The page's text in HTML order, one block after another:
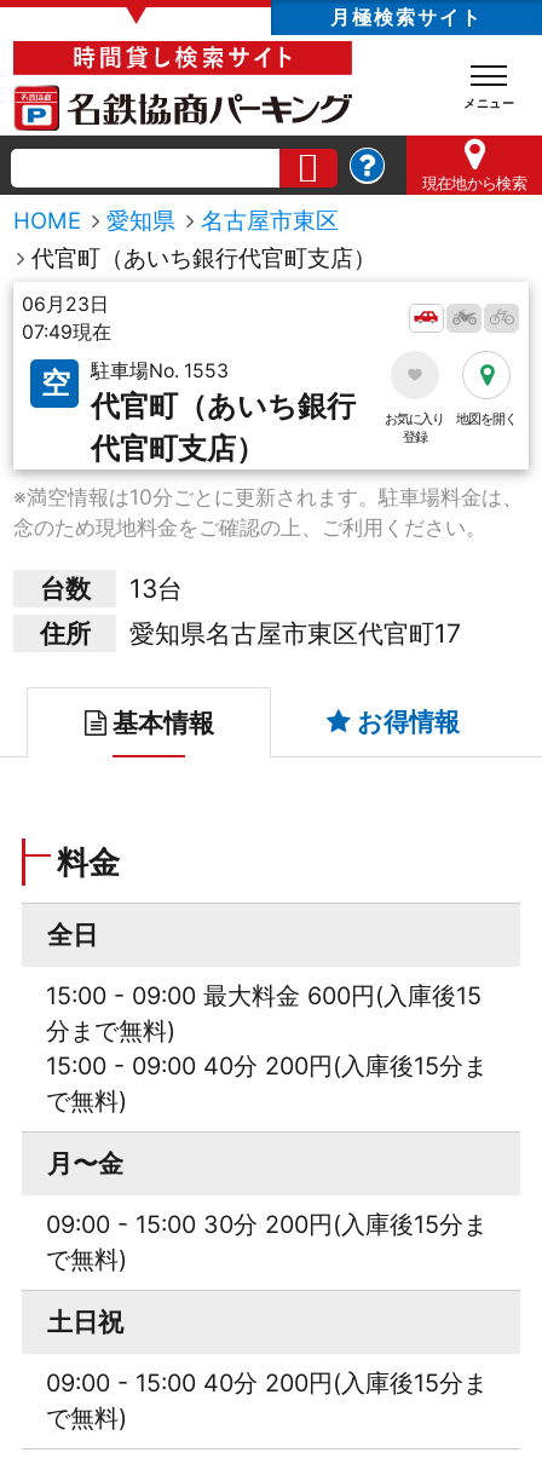
▼ 月極検索サイト
現在地から検索
HOME 愛知県
名古屋市東区
代官町（あいち銀行代官町支店）
06月23日
07:49現在
空 駐車場No. 1553
代官町（あいち銀行
代官町支店）
お気に入り
登録
地図を開く
※満空情報は10分ごとに更新されます。駐車場料金は、
念のため現地料金をご確認の上、ご利用ください。
台数
13台
住所
愛知県名古屋市東区代官町17
基本情報 お得情報
料金
全日
15:00 - 09:00 最大料金 600円(入庫後15
分まで無料)
15:00 - 09:00 40分 200円(入庫後15分ま
で無料)
月〜金
09:00 - 15:00 30分 200円(入庫後15分ま
で無料)
土日祝
09:00 - 15:00 40分 200円(入庫後15分ま
で無料)